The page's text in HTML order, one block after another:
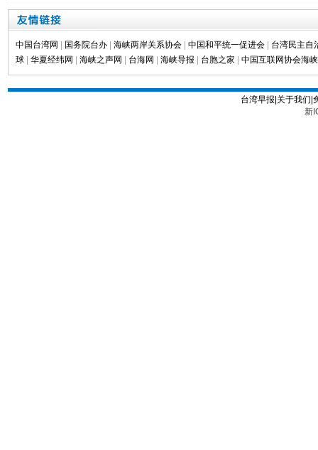
中国台湾网 国务院台办 海峡两岸关系协会 中国和平统一促进会
台湾民主自
球
华夏经纬网 海峡之声网 台海网 海峡导报 台胞之家 中国互联网协会海
台湾早报|关于我们|
新